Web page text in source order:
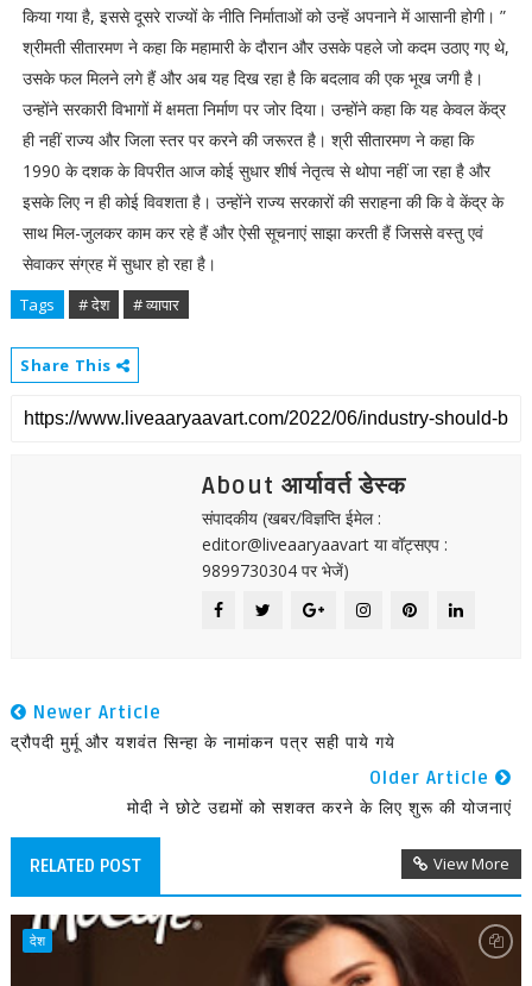
किया गया है, इससे दूसरे राज्यों के नीति निर्माताओं को उन्हें अपनाने में आसानी होगी। ”
श्रीमती सीतारमण ने कहा कि महामारी के दौरान और उसके पहले जो कदम उठाए गए थे,
उसके फल मिलने लगे हैं और अब यह दिख रहा है कि बदलाव की एक भूख जगी है।
उन्होंने सरकारी विभागों में क्षमता निर्माण पर जोर दिया। उन्होंने कहा कि यह केवल केंद्र
ही नहीं राज्य और जिला स्तर पर करने की जरूरत है। श्री सीतारमण ने कहा कि
1990 के दशक के विपरीत आज कोई सुधार शीर्ष नेतृत्व से थोपा नहीं जा रहा है और
इसके लिए न ही कोई विवशता है। उन्होंने राज्य सरकारों की सराहना की कि वे केंद्र के
साथ मिल-जुलकर काम कर रहे हैं और ऐसी सूचनाएं साझा करती हैं जिससे वस्तु एवं
सेवाकर संग्रह में सुधार हो रहा है।
Tags # देश # व्यापार
Share This
About आर्यावर्त डेस्क
संपादकीय (खबर/विज्ञप्ति ईमेल :
editor@liveaaryaavart या वॉट्सएप :
9899730304 पर भेजें)
Newer Article
द्रौपदी मुर्मू और यशवंत सिन्हा के नामांकन पत्र सही पाये गये
Older Article
मोदी ने छोटे उद्यमों को सशक्त करने के लिए शुरू की योजनाएं
RELATED POST View More
देश